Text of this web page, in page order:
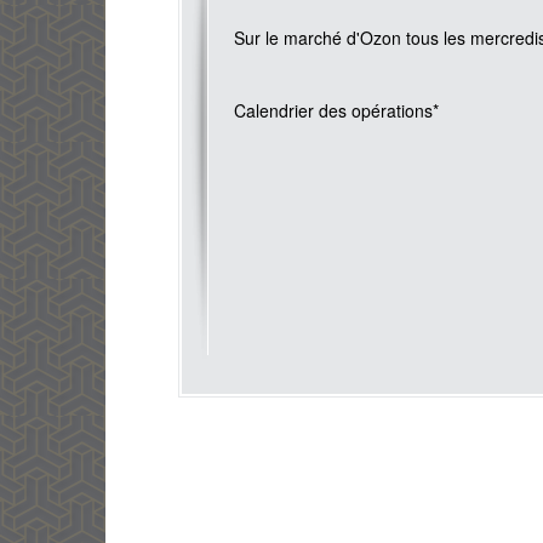
Sur le marché d'Ozon tous les
Calendrier des opérations*